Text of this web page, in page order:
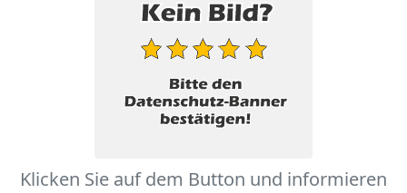
Klicken Sie auf dem Button und informieren